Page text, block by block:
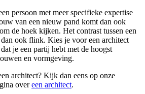
persoon met meer specifieke expertise
van een nieuw pand komt dan ook
de hoek kijken. Het contrast tussen een
ook flink. Kies je voor een architect
je een partij hebt met de hoogst
en vormgeving.
architect? Kijk dan eens op onze
overeen architect.